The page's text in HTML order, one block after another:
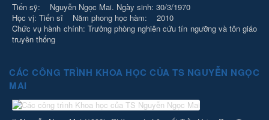
Tiến sỹ: Nguyễn Ngọc Mai. Ngày sinh: 30/3/1970
Học vị: Tiến sĩ Năm phong học hàm: 2010
Chức vụ hành chính: Trưởng phòng nghiên cứu tín ngưỡng và tôn giáo
truyền thống
CÁC CÔNG TRÌNH KHOA HỌC CỦA TS NGUYỄN NGỌC
MAI